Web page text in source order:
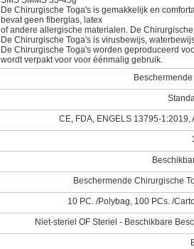
De Chirurgische Toga's is gemakkelijk en
bevat geen fiberglas, latex
of andere allergische materialen. De
De Chirurgische Toga's is virusbewijs,
De Chirurgische Toga's worden geproduceerd
wordt verpakt voor voor éénmalig gebruik.
CE, FDA, ENGELS 13795-
Beschermende Chirurgische
10 PC. /Polybag, 100 PCs. /
Niet-steriel OF Steriel - Beschikbare